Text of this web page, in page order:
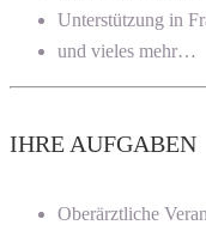
Unterstützung in
und vieles mehr…
IHRE AUFGABEN
Oberärztliche